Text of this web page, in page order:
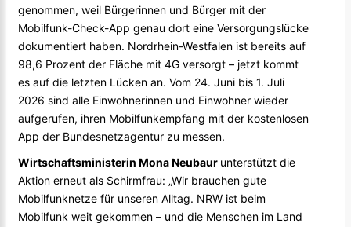
genommen, weil Bürgerinnen und Bürger mit der
Mobilfunk-Check-App genau dort eine Versorgungslücke
dokumentiert haben. Nordrhein-Westfalen ist bereits auf
98,6 Prozent der Fläche mit 4G versorgt – jetzt kommt
es auf die letzten Lücken an. Vom 24. Juni bis 1. Juli
2026 sind alle Einwohnerinnen und Einwohner wieder
aufgerufen, ihren Mobilfunkempfang mit der kostenlosen
App der Bundesnetzagentur zu messen.
Wirtschaftsministerin Mona Neubaur unterstützt die
Aktion erneut als Schirmfrau: „Wir brauchen gute
Mobilfunknetze für unseren Alltag. NRW ist beim
Mobilfunk weit gekommen – und die Menschen im Land